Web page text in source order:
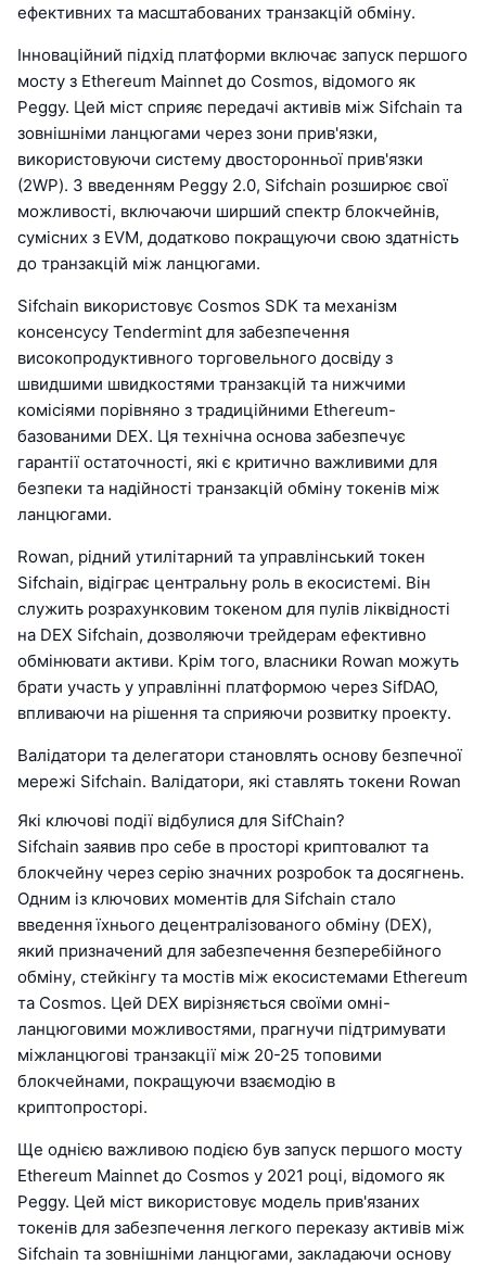
ефективних та масштабованих транзакцій обміну.
Інноваційний підхід платформи включає запуск першого
мосту з Ethereum Mainnet до Cosmos, відомого як
Peggy. Цей міст сприяє передачі активів між Sifchain та
зовнішніми ланцюгами через зони прив'язки,
використовуючи систему двосторонньої прив'язки
(2WP). З введенням Peggy 2.0, Sifchain розширює свої
можливості, включаючи ширший спектр блокчейнів,
сумісних з EVM, додатково покращуючи свою здатність
до транзакцій між ланцюгами.
Sifchain використовує Cosmos SDK та механізм
консенсусу Tendermint для забезпечення
високопродуктивного торговельного досвіду з
швидшими швидкостями транзакцій та нижчими
комісіями порівняно з традиційними Ethereum-
базованими DEX. Ця технічна основа забезпечує
гарантії остаточності, які є критично важливими для
безпеки та надійності транзакцій обміну токенів між
ланцюгами.
Rowan, рідний утилітарний та управлінський токен
Sifchain, відіграє центральну роль в екосистемі. Він
служить розрахунковим токеном для пулів ліквідності
на DEX Sifchain, дозволяючи трейдерам ефективно
обмінювати активи. Крім того, власники Rowan можуть
брати участь у управлінні платформою через SifDAO,
впливаючи на рішення та сприяючи розвитку проекту.
Валідатори та делегатори становлять основу безпечної
мережі Sifchain. Валідатори, які ставлять токени Rowan
Які ключові події відбулися для SifChain?
Sifchain заявив про себе в просторі криптовалют та
блокчейну через серію значних розробок та досягнень.
Одним із ключових моментів для Sifchain стало
введення їхнього децентралізованого обміну (DEX),
який призначений для забезпечення безперебійного
обміну, стейкінгу та мостів між екосистемами Ethereum
та Cosmos. Цей DEX вирізняється своїми омні-
ланцюговими можливостями, прагнучи підтримувати
міжланцюгові транзакції між 20-25 топовими
блокчейнами, покращуючи взаємодію в
криптопросторі.
Ще однією важливою подією був запуск першого мосту
Ethereum Mainnet до Cosmos у 2021 році, відомого як
Peggy. Цей міст використовує модель прив'язаних
токенів для забезпечення легкого переказу активів між
Sifchain та зовнішніми ланцюгами, закладаючи основу